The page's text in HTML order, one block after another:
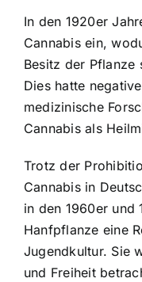
In den 1920er
Cannabis ein,
Besitz der Pflanze
Dies hatte
medizinische
Cannabis als
Trotz der
Cannabis in
in den 1960er und
Hanfpflanze eine
Jugendkultur. Sie
und Freiheit